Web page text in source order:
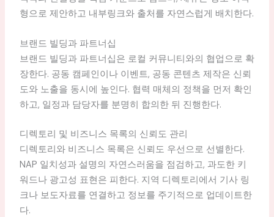
형으로 제안하고 내부링크와 출처를 자연스럽게 배치한다.
브랜드 빌딩과 파트너십
브랜드 빌딩과 파트너십은 로컬 커뮤니티와의 협업으로 확
장한다. 공동 캠페인이나 이벤트, 공동 콘텐츠 제작은 신뢰
도와 노출을 동시에 높인다. 협력 매체의 정책을 먼저 확인
하고, 일정과 담당자를 분명히 합의한 뒤 진행한다.
디렉토리 및 비즈니스 목록의 신뢰도 관리
디렉토리와 비즈니스 목록은 신뢰도 우선으로 선별한다.
NAP 일치성과 설명의 자연스러움을 점검하고, 과도한 키
워드나 광고성 표현은 피한다. 지역 디렉토리에서 기사 링
크나 보도자료를 연결하고 정보를 주기적으로 업데이트한
다.